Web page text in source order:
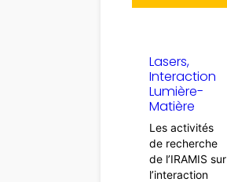
Lasers,
Interaction
Lumière-
Matière
Les activités
de recherche
de l’IRAMIS sur
l’interaction